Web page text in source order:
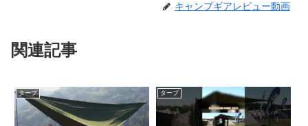
キャンプギアレビュー動画
関連記事
タープ タープ